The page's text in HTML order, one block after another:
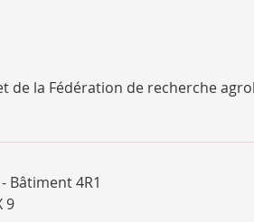
de la Fédération de recherche
Bâtiment 4R1
9